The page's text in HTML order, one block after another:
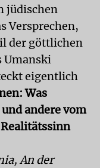
jüdischen
Versprechen,
der göttlichen
Umanski
eigentlich
Was
andere vom
An der